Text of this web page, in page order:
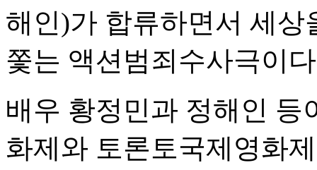
해인)가 합류하면서 세
쫓는 액션범죄수사극이
배우 황정민과 정해인 등
화제와 토론토국제영화